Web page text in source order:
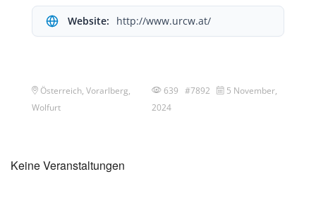
Website: http://www.urcw.at/
Österreich, Vorarlberg,
Wolfurt
639 #7892
5 November,
2024
Keine Veranstaltungen